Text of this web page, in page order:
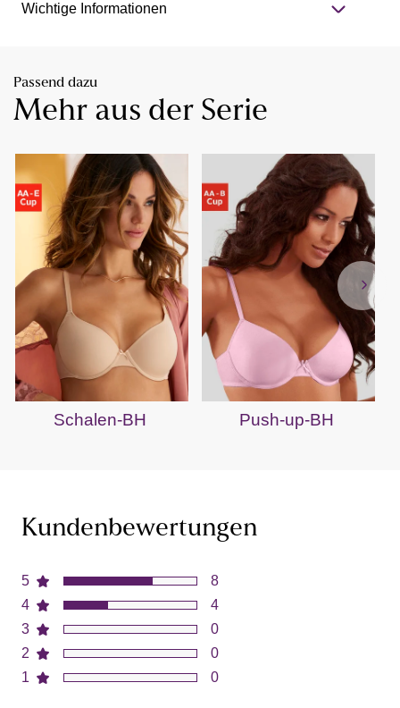
Wichtige Informationen
Passend dazu
Mehr aus der Serie
Schalen-BH Push-up-BH
Kundenbewertungen
5
4
3
2
1
8
4
0
0
0